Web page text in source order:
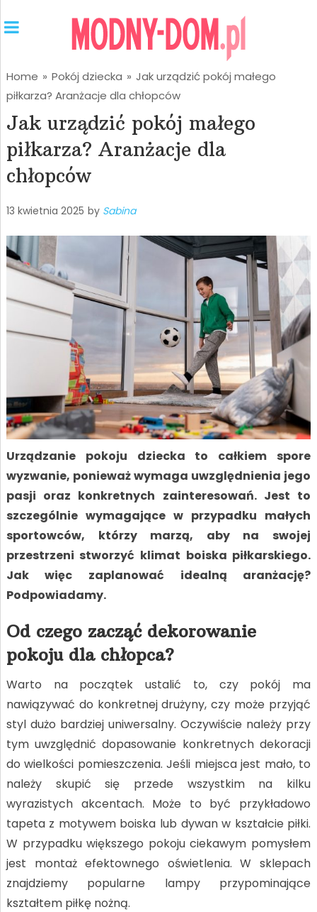
Home » Pokój dziecka » Jak urządzić pokój małego
piłkarza? Aranżacje dla chłopców
Jak urządzić pokój małego
piłkarza? Aranżacje dla
chłopców
13 kwietnia 2025 by Sabina
Urządzanie pokoju dziecka to całkiem spore
wyzwanie, ponieważ wymaga uwzględnienia jego
pasji oraz konkretnych zainteresowań. Jest to
szczególnie wymagające w przypadku małych
sportowców, którzy marzą, aby na swojej
przestrzeni stworzyć klimat boiska piłkarskiego.
Jak więc zaplanować idealną aranżację?
Podpowiadamy.
Od czego zacząć dekorowanie
pokoju dla chłopca?
Warto na początek ustalić to, czy pokój ma
nawiązywać do konkretnej drużyny, czy może przyjąć
styl dużo bardziej uniwersalny. Oczywiście należy przy
tym uwzględnić dopasowanie konkretnych dekoracji
do wielkości pomieszczenia. Jeśli miejsca jest mało, to
należy skupić się przede wszystkim na kilku
wyrazistych akcentach. Może to być przykładowo
tapeta z motywem boiska lub dywan w kształcie piłki.
W przypadku większego pokoju ciekawym pomysłem
jest montaż efektownego oświetlenia. W sklepach
znajdziemy popularne lampy przypominające
kształtem piłkę nożną.